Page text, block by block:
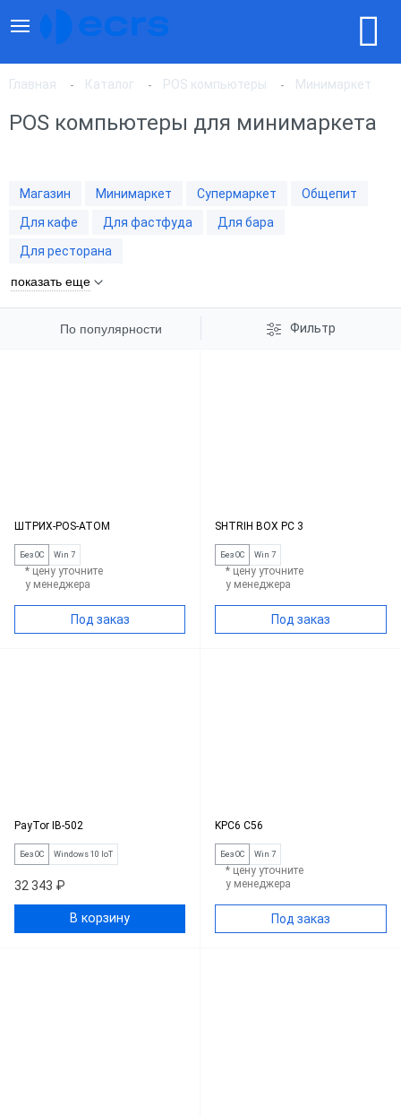
Главная Каталог POS компьютеры Минимаркет
POS компьютеры для минимаркета
Магазин Минимаркет Супермаркет
Общепит
Для кафе
Для фастфуда
Для бара
Для ресторана
показать еще
По популярности Фильтр
По цене, по возрастанию
ШТРИХ-POS-ATOM
Без ОС Win 7
* цену уточните
у менеджера
Под заказ
SHTRIH BOX PC 3
Без ОС Win 7
* цену уточните
у менеджера
Под заказ
PayTor IB-502
Без ОС Windows 10 IoT
32 343 ₽
В корзину
KPC6 C56
Без ОС Win 7
* цену уточните
у менеджера
Под заказ